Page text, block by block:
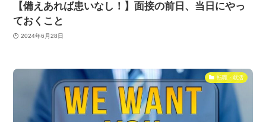
【備えあれば患いなし！】面接の前日、当日にやっ
ておくこと
2024年6月28日
転職・就活